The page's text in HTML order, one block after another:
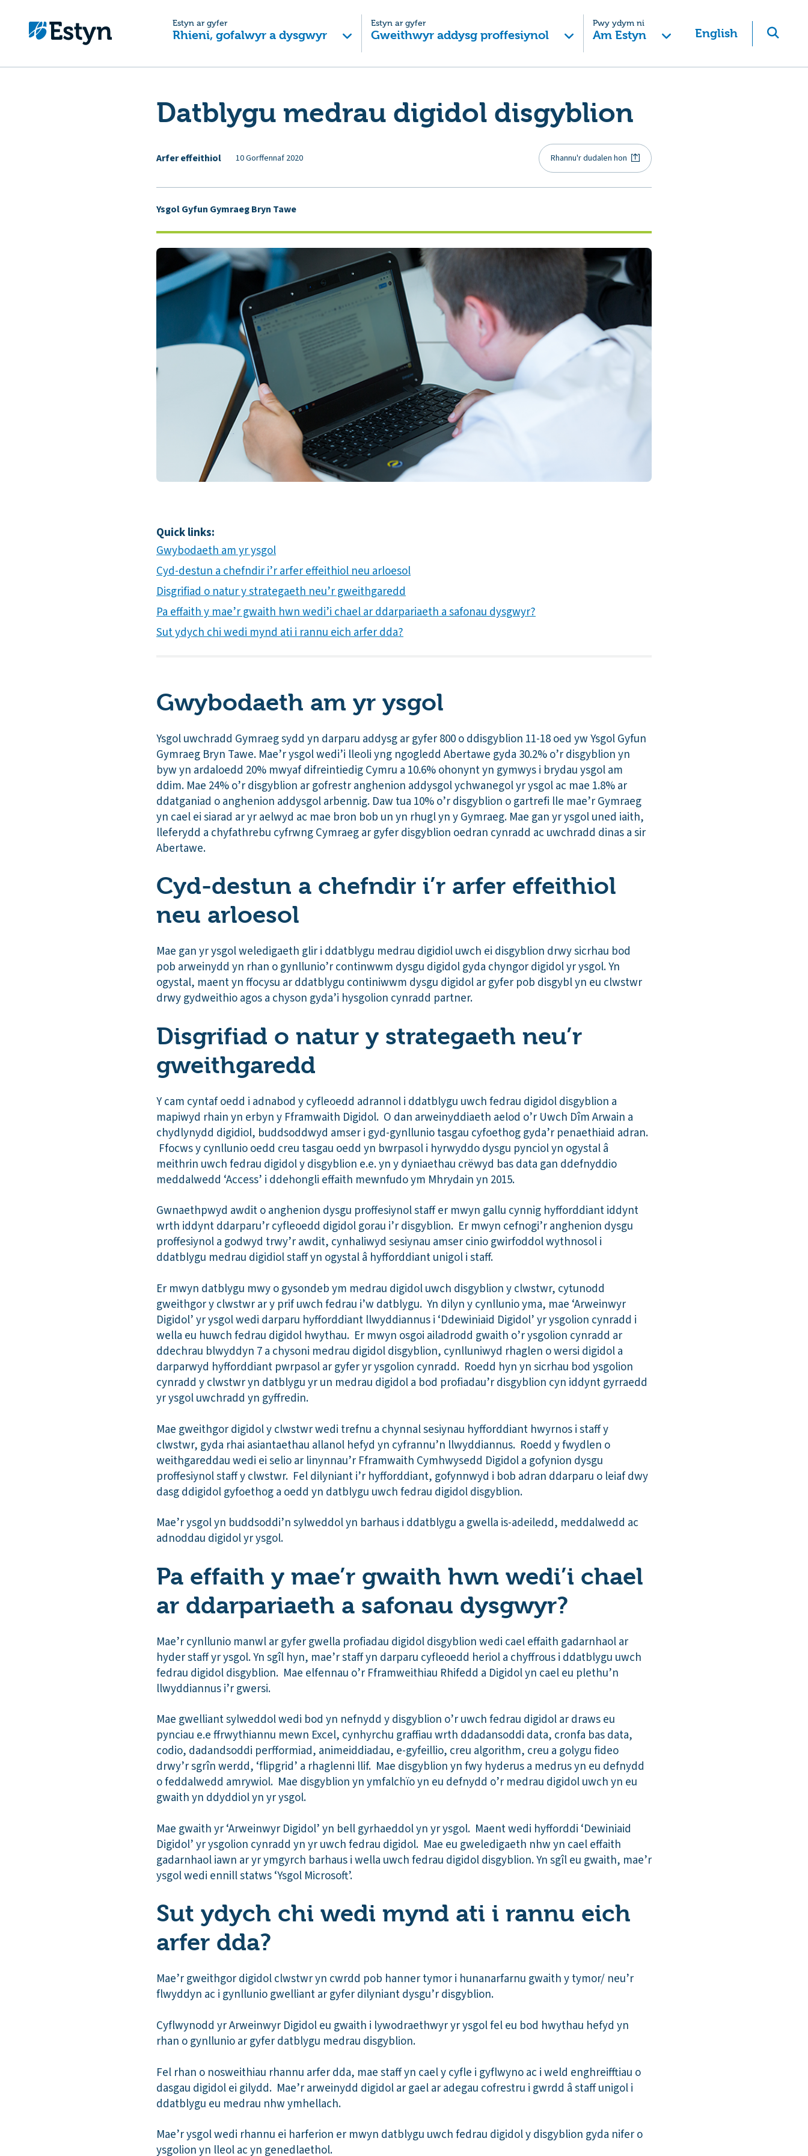
Estyn ar gyfer
Rhieni, gofalwyr a dysgwyr
Estyn ar gyfer
Gweithwyr addysg proffesiynol
Pwy ydym ni
Am Estyn English
Datblygu medrau digidol disgyblion
Arfer effeithiol 10 Gorffennaf 2020 Rhannu'r dudalen hon
Ysgol Gyfun Gymraeg Bryn Tawe
Quick links:
Gwybodaeth am yr ysgol
Cyd-destun a chefndir i’r arfer effeithiol neu arloesol
Disgrifiad o natur y strategaeth neu’r gweithgaredd
Pa effaith y mae’r gwaith hwn wedi’i chael ar ddarpariaeth a safonau dysgwyr?
Sut ydych chi wedi mynd ati i rannu eich arfer dda?
Gwybodaeth am yr ysgol
Ysgol uwchradd Gymraeg sydd yn darparu addysg ar gyfer 800 o ddisgyblion 11-18 oed yw Ysgol Gyfun
Gymraeg Bryn Tawe. Mae’r ysgol wedi’i lleoli yng ngogledd Abertawe gyda 30.2% o’r disgyblion yn
byw yn ardaloedd 20% mwyaf difreintiedig Cymru a 10.6% ohonynt yn gymwys i brydau ysgol am
ddim. Mae 24% o’r disgyblion ar gofrestr anghenion addysgol ychwanegol yr ysgol ac mae 1.8% ar
ddatganiad o anghenion addysgol arbennig. Daw tua 10% o’r disgyblion o gartrefi lle mae’r Gymraeg
yn cael ei siarad ar yr aelwyd ac mae bron bob un yn rhugl yn y Gymraeg. Mae gan yr ysgol uned iaith,
lleferydd a chyfathrebu cyfrwng Cymraeg ar gyfer disgyblion oedran cynradd ac uwchradd dinas a sir
Abertawe.
Cyd-destun a chefndir i’r arfer effeithiol
neu arloesol
Mae gan yr ysgol weledigaeth glir i ddatblygu medrau digidiol uwch ei disgyblion drwy sicrhau bod
pob arweinydd yn rhan o gynllunio’r continwwm dysgu digidol gyda chyngor digidol yr ysgol. Yn
ogystal, maent yn ffocysu ar ddatblygu continiwwm dysgu digidol ar gyfer pob disgybl yn eu clwstwr
drwy gydweithio agos a chyson gyda’i hysgolion cynradd partner.
Disgrifiad o natur y strategaeth neu’r
gweithgaredd
Y cam cyntaf oedd i adnabod y cyfleoedd adrannol i ddatblygu uwch fedrau digidol disgyblion a
mapiwyd rhain yn erbyn y Fframwaith Digidol. O dan arweinyddiaeth aelod o’r Uwch Dîm Arwain a
chydlynydd digidiol, buddsoddwyd amser i gyd-gynllunio tasgau cyfoethog gyda’r penaethiaid adran.
Ffocws y cynllunio oedd creu tasgau oedd yn bwrpasol i hyrwyddo dysgu pynciol yn ogystal â
meithrin uwch fedrau digidol y disgyblion e.e. yn y dyniaethau crëwyd bas data gan ddefnyddio
meddalwedd ‘Access’ i ddehongli effaith mewnfudo ym Mhrydain yn 2015.
Gwnaethpwyd awdit o anghenion dysgu proffesiynol staff er mwyn gallu cynnig hyfforddiant iddynt
wrth iddynt ddarparu’r cyfleoedd digidol gorau i’r disgyblion. Er mwyn cefnogi’r anghenion dysgu
proffesiynol a godwyd trwy’r awdit, cynhaliwyd sesiynau amser cinio gwirfoddol wythnosol i
ddatblygu medrau digidiol staff yn ogystal â hyfforddiant unigol i staff.
Er mwyn datblygu mwy o gysondeb ym medrau digidol uwch disgyblion y clwstwr, cytunodd
gweithgor y clwstwr ar y prif uwch fedrau i’w datblygu. Yn dilyn y cynllunio yma, mae ‘Arweinwyr
Digidol’ yr ysgol wedi darparu hyfforddiant llwyddiannus i ‘Ddewiniaid Digidol’ yr ysgolion cynradd i
wella eu huwch fedrau digidol hwythau. Er mwyn osgoi ailadrodd gwaith o’r ysgolion cynradd ar
ddechrau blwyddyn 7 a chysoni medrau digidol disgyblion, cynlluniwyd rhaglen o wersi digidol a
darparwyd hyfforddiant pwrpasol ar gyfer yr ysgolion cynradd. Roedd hyn yn sicrhau bod ysgolion
cynradd y clwstwr yn datblygu yr un medrau digidol a bod profiadau’r disgyblion cyn iddynt gyrraedd
yr ysgol uwchradd yn gyffredin.
Mae gweithgor digidol y clwstwr wedi trefnu a chynnal sesiynau hyfforddiant hwyrnos i staff y
clwstwr, gyda rhai asiantaethau allanol hefyd yn cyfrannu’n llwyddiannus. Roedd y fwydlen o
weithgareddau wedi ei selio ar linynnau’r Fframwaith Cymhwysedd Digidol a gofynion dysgu
proffesiynol staff y clwstwr. Fel dilyniant i’r hyfforddiant, gofynnwyd i bob adran ddarparu o leiaf dwy
dasg ddigidol gyfoethog a oedd yn datblygu uwch fedrau digidol disgyblion.
Mae’r ysgol yn buddsoddi’n sylweddol yn barhaus i ddatblygu a gwella is-adeiledd, meddalwedd ac
adnoddau digidol yr ysgol.
Pa effaith y mae’r gwaith hwn wedi’i chael
ar ddarpariaeth a safonau dysgwyr?
Mae’r cynllunio manwl ar gyfer gwella profiadau digidol disgyblion wedi cael effaith gadarnhaol ar
hyder staff yr ysgol. Yn sgîl hyn, mae’r staff yn darparu cyfleoedd heriol a chyffrous i ddatblygu uwch
fedrau digidol disgyblion. Mae elfennau o’r Fframweithiau Rhifedd a Digidol yn cael eu plethu’n
llwyddiannus i’r gwersi.
Mae gwelliant sylweddol wedi bod yn nefnydd y disgyblion o’r uwch fedrau digidol ar draws eu
pynciau e.e ffrwythiannu mewn Excel, cynhyrchu graffiau wrth ddadansoddi data, cronfa bas data,
codio, dadandsoddi perfformiad, animeiddiadau, e-gyfeillio, creu algorithm, creu a golygu fideo
drwy’r sgrîn werdd, ‘flipgrid’ a rhaglenni llif. Mae disgyblion yn fwy hyderus a medrus yn eu defnydd
o feddalwedd amrywiol. Mae disgyblion yn ymfalchïo yn eu defnydd o’r medrau digidol uwch yn eu
gwaith yn ddyddiol yn yr ysgol.
Mae gwaith yr ‘Arweinwyr Digidol’ yn bell gyrhaeddol yn yr ysgol. Maent wedi hyfforddi ‘Dewiniaid
Digidol’ yr ysgolion cynradd yn yr uwch fedrau digidol. Mae eu gweledigaeth nhw yn cael effaith
gadarnhaol iawn ar yr ymgyrch barhaus i wella uwch fedrau digidol disgyblion. Yn sgîl eu gwaith, mae’r
ysgol wedi ennill statws ‘Ysgol Microsoft’.
Sut ydych chi wedi mynd ati i rannu eich
arfer dda?
Mae’r gweithgor digidol clwstwr yn cwrdd pob hanner tymor i hunanarfarnu gwaith y tymor/ neu’r
flwyddyn ac i gynllunio gwelliant ar gyfer dilyniant dysgu’r disgyblion.
Cyflwynodd yr Arweinwyr Digidol eu gwaith i lywodraethwyr yr ysgol fel eu bod hwythau hefyd yn
rhan o gynllunio ar gyfer datblygu medrau disgyblion.
Fel rhan o nosweithiau rhannu arfer dda, mae staff yn cael y cyfle i gyflwyno ac i weld enghreifftiau o
dasgau digidol ei gilydd. Mae’r arweinydd digidol ar gael ar adegau cofrestru i gwrdd â staff unigol i
ddatblygu eu medrau nhw ymhellach.
Mae’r ysgol wedi rhannu ei harferion er mwyn datblygu uwch fedrau digidol y disgyblion gyda nifer o
ysgolion yn lleol ac yn genedlaethol.